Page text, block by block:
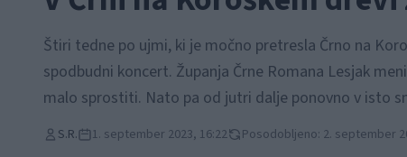
Štiri tedne po ujmi, ki je močno pretresla Črno na
spodbudni koncert. Županja Črne Romana Lesjak
malo sprostiti. Nato pa od jutri dalje ponovno v isto
S.R. 1. september 2023, 16:22 Posodobljeno: 2. september